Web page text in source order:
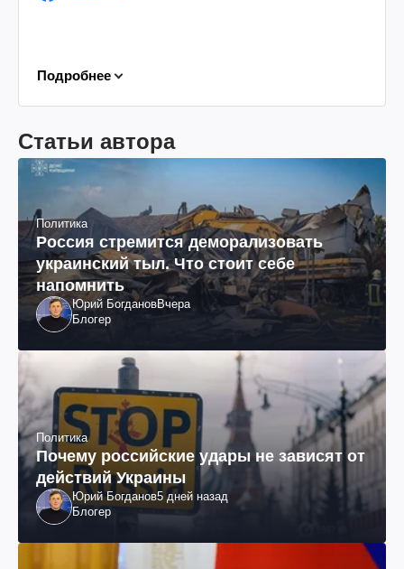
Подробнее
Статьи автора
Политика
Россия стремится деморализовать
украинский тыл. Что стоит себе
напомнить
Юрий БогдановВчера
Блогер
Политика
Почему российские удары не зависят от
действий Украины
Юрий Богданов5 дней назад
Блогер